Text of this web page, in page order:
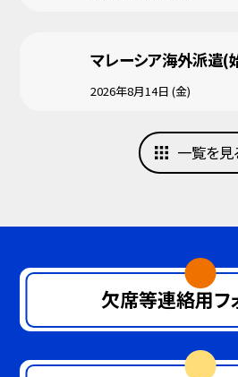
マレーシア海外派遣(
2026年8月14日 (金)
一覧を見
欠席等連絡用フ